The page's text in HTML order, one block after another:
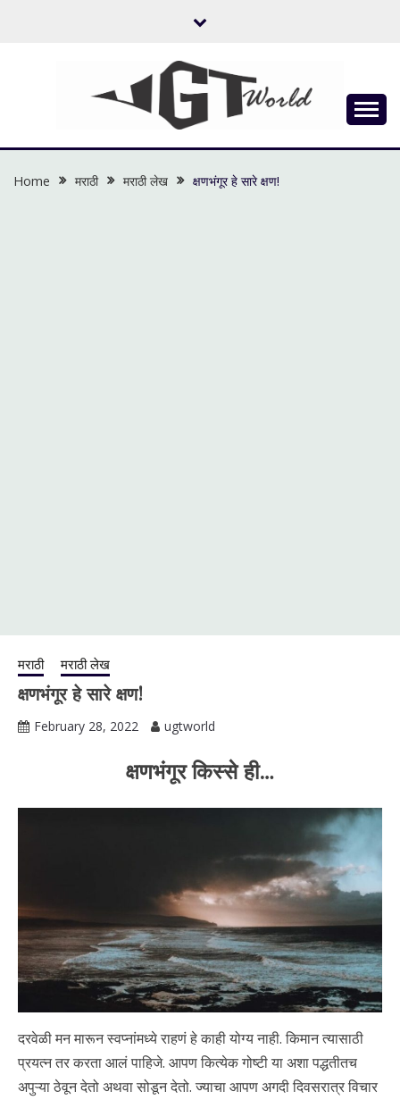
UGTWORLD
Home मराठी मराठी लेख क्षणभंगूर हे सारे क्षण!
मराठी मराठी लेख
क्षणभंगूर हे सारे क्षण!
February 28, 2022 ugtworld
क्षणभंगूर किस्से ही…
दरवेळी मन मारून स्वप्नांमध्ये राहणं हे काही योग्य नाही. किमान त्यासाठी
प्रयत्न तर करता आलं पाहिजे. आपण कित्येक गोष्टी या अशा पद्धतीतच
अपुऱ्या ठेवून देतो अथवा सोडून देतो. ज्याचा आपण अगदी दिवसरात्र विचार